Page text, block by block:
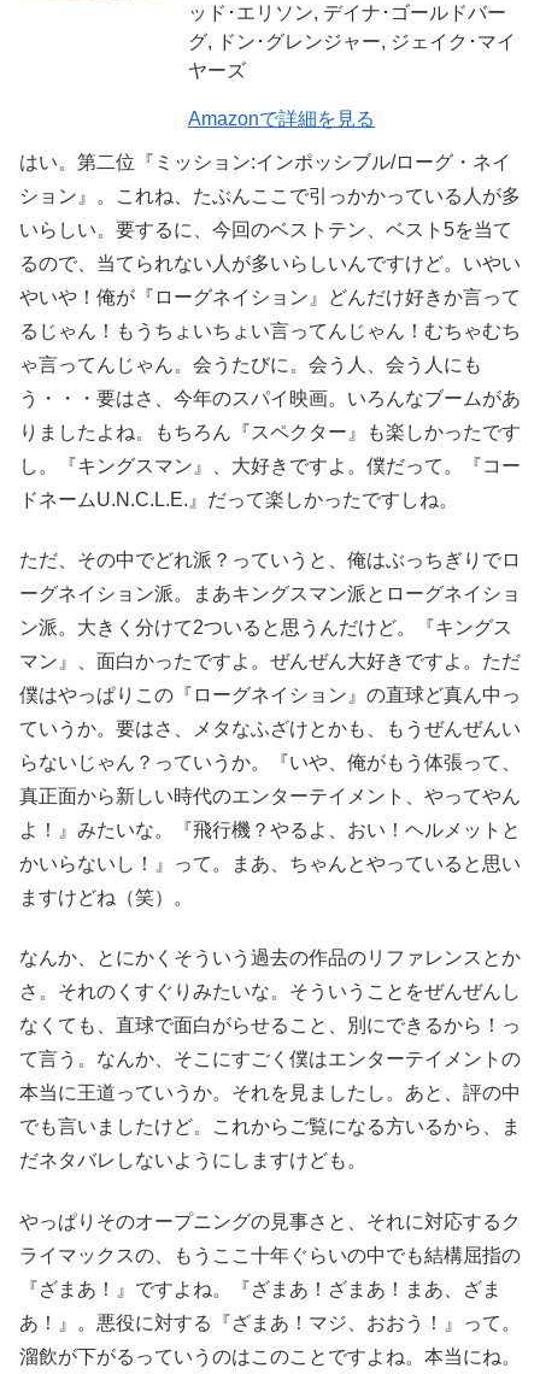
ッド･エリソン, デイナ･ゴールドバー
グ, ドン･グレンジャー, ジェイク･マイ
ヤーズ
Amazonで詳細を見る
はい。第二位『ミッション:インポッシブル/ローグ・ネイ
ション』。これね、たぶんここで引っかかっている人が多
いらしい。要するに、今回のベストテン、ベスト5を当て
るので、当てられない人が多いらしいんですけど。いやい
やいや！俺が『ローグネイション』どんだけ好きか言って
るじゃん！もうちょいちょい言ってんじゃん！むちゃむち
ゃ言ってんじゃん。会うたびに。会う人、会う人にも
う・・・要はさ、今年のスパイ映画。いろんなブームがあ
りましたよね。もちろん『スペクター』も楽しかったです
し。『キングスマン』、大好きですよ。僕だって。『コー
ドネームU.N.C.L.E.』だって楽しかったですしね。
ただ、その中でどれ派？っていうと、俺はぶっちぎりでロ
ーグネイション派。まあキングスマン派とローグネイショ
ン派。大きく分けて2ついると思うんだけど。『キングス
マン』、面白かったですよ。ぜんぜん大好きですよ。ただ
僕はやっぱりこの『ローグネイション』の直球ど真ん中っ
ていうか。要はさ、メタなふざけとかも、もうぜんぜんい
らないじゃん？っていうか。『いや、俺がもう体張って、
真正面から新しい時代のエンターテイメント、やってやん
よ！』みたいな。『飛行機？やるよ、おい！ヘルメットと
かいらないし！』って。まあ、ちゃんとやっていると思い
ますけどね（笑）。
なんか、とにかくそういう過去の作品のリファレンスとか
さ。それのくすぐりみたいな。そういうことをぜんぜんし
なくても、直球で面白がらせること、別にできるから！っ
て言う。なんか、そこにすごく僕はエンターテイメントの
本当に王道っていうか。それを見ましたし。あと、評の中
でも言いましたけど。これからご覧になる方いるから、ま
だネタバレしないようにしますけども。
やっぱりそのオープニングの見事さと、それに対応するク
ライマックスの、もうここ十年ぐらいの中でも結構屈指の
『ざまあ！』ですよね。『ざまあ！ざまあ！まあ、ざま
あ！』。悪役に対する『ざまあ！マジ、おおう！』って。
溜飲が下がるっていうのはこのことですよね。本当にね。